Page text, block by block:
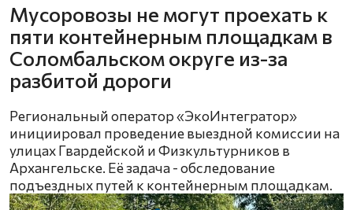
Мусоровозы не могут проехать к
пяти контейнерным площадкам в
Соломбальском округе из-за
разбитой дороги
Региональный оператор «ЭкоИнтегратор»
инициировал проведение выездной комиссии на
улицах Гвардейской и Физкультурников в
Архангельске. Её задача - обследование
подъездных путей к контейнерным площадкам.